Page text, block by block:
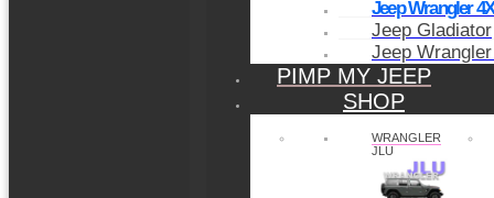
Jeep Wrangler
Jeep Gladiator
Jeep
PIMP MY JEEP
SHOP
WRANGLER
JLU